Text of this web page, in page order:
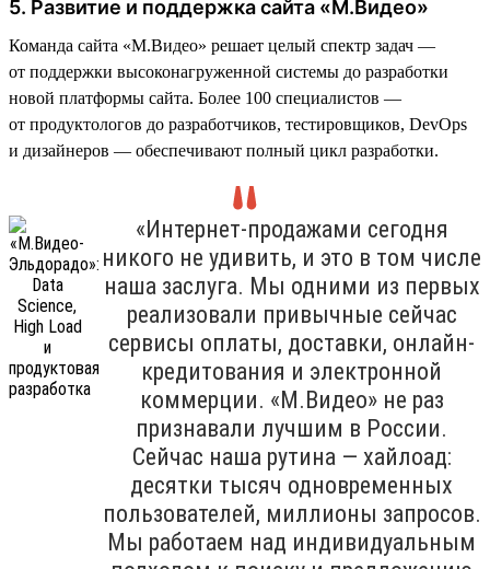
5. Развитие и поддержка сайта «М.Видео»
Команда сайта «М.Видео» решает целый спектр задач —
от поддержки высоконагруженной системы до разработки
новой платформы сайта. Более 100 специалистов —
от продуктологов до разработчиков, тестировщиков, DevOps
и дизайнеров — обеспечивают полный цикл разработки.
«Интернет-продажами сегодня
никого не удивить, и это в том числе
наша заслуга. Мы одними из первых
реализовали привычные сейчас
сервисы оплаты, доставки, онлайн-
кредитования и электронной
коммерции. «М.Видео» не раз
признавали лучшим в России.
Сейчас наша рутина — хайлоад:
десятки тысяч одновременных
пользователей, миллионы запросов.
Мы работаем над индивидуальным